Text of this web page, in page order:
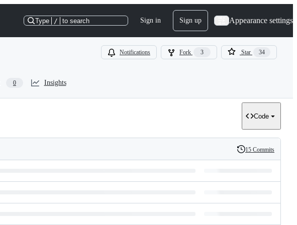
Type / to search Sign in Sign up Appearance settings
Notifications Fork 3 Star 34
0 Insights
Code
History
15 Commits